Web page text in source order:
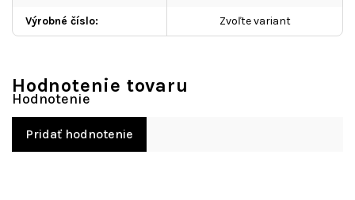
Výrobné číslo: Zvoľte variant
Hodnotenie tovaru
Pridať hodnotenie